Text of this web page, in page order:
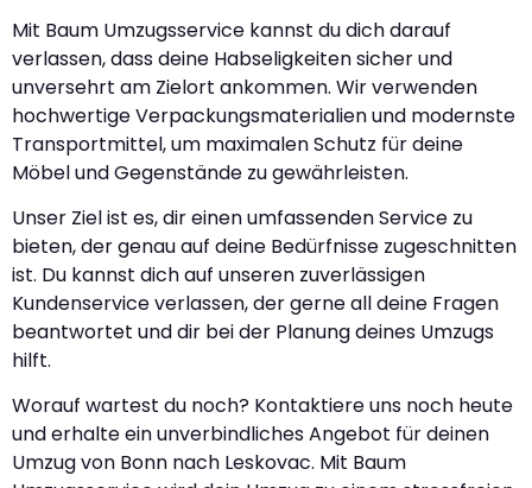
Mit Baum Umzugsservice kannst du dich darauf
verlassen, dass deine Habseligkeiten sicher und
unversehrt am Zielort ankommen. Wir verwenden
hochwertige Verpackungsmaterialien und modernste
Transportmittel, um maximalen Schutz für deine
Möbel und Gegenstände zu gewährleisten.
Unser Ziel ist es, dir einen umfassenden Service zu
bieten, der genau auf deine Bedürfnisse zugeschnitten
ist. Du kannst dich auf unseren zuverlässigen
Kundenservice verlassen, der gerne all deine Fragen
beantwortet und dir bei der Planung deines Umzugs
hilft.
Worauf wartest du noch? Kontaktiere uns noch heute
und erhalte ein unverbindliches Angebot für deinen
Umzug von Bonn nach Leskovac. Mit Baum